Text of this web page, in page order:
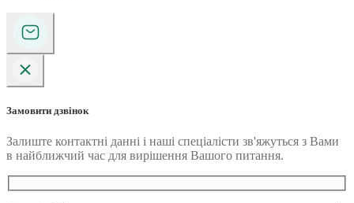
Замовити дзвінок
Залиште контактні данні і наші спеціалісти зв'яжуться з Вами
в найближчий час для вирішення Вашого питання.